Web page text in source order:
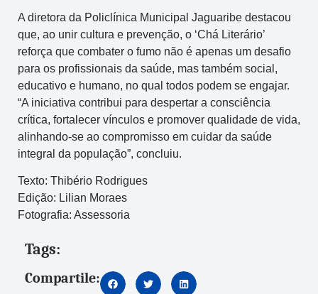
A diretora da Policlínica Municipal Jaguaribe destacou
que, ao unir cultura e prevenção, o ‘Chá Literário’
reforça que combater o fumo não é apenas um desafio
para os profissionais da saúde, mas também social,
educativo e humano, no qual todos podem se engajar.
“A iniciativa contribui para despertar a consciência
crítica, fortalecer vínculos e promover qualidade de vida,
alinhando-se ao compromisso em cuidar da saúde
integral da população”, concluiu.
Texto: Thibério Rodrigues
Edição: Lilian Moraes
Fotografia: Assessoria
Tags:
Compartile: